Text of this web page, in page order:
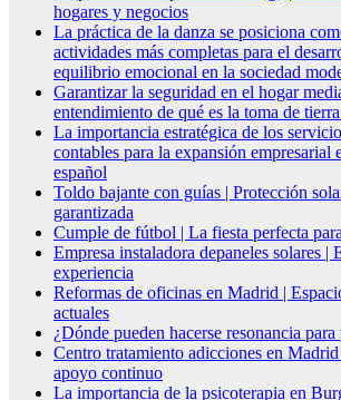
hogares y negocios
La práctica de la danza se posiciona
actividades más completas para el
equilibrio emocional en la sociedad
Garantizar la seguridad en el hogar
entendimiento de qué es la toma de
La importancia estratégica de los
contables para la expansión empresarial
español
Toldo bajante con guías | Protección
garantizada
Cumple de fútbol | La fiesta perfecta
Empresa instaladora depaneles solares
experiencia
Reformas de oficinas en Madrid |
actuales
¿Dónde pueden hacerse resonancia para
Centro tratamiento adicciones en
apoyo continuo
La importancia de la psicoterapia en